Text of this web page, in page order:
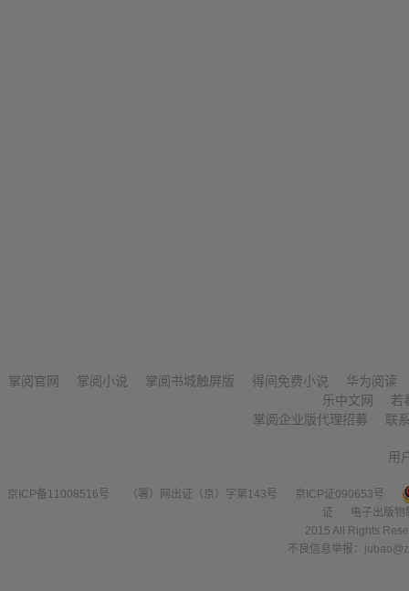
掌阅官网 掌阅小说 掌阅书城触屏版 得间免费小说
华为阅读
乐中文网
若
掌阅企业版代理招募
联
用
京ICP备11008516号 （署）网出证（京）字第143号
京ICP证090653号
证
电子出版
2015 All Rights
不良信息举报：